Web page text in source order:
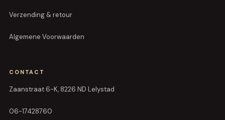
Verzending & retour
Algemene Voorwaarden
CONTACT
Zaanstraat 6-K, 8226 ND Lelystad
06-17428760